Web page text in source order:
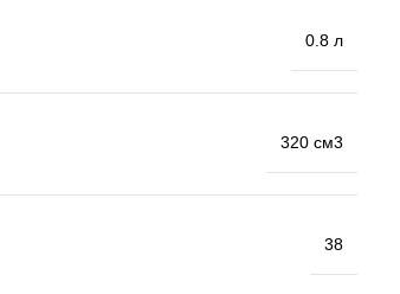
0.8 л
320 см3
38